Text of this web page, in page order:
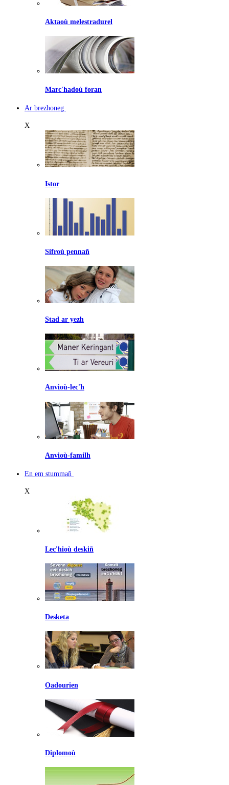
Aktaoù melestradurel
Marc'hadoù foran
Ar brezhoneg
X
Istor
Sifroù pennañ
Stad ar yezh
Anvioù-lec'h
Anvioù-familh
En em stummañ
X
Lec'hioù deskiñ
Desketa
Oadourien
Diplomoù